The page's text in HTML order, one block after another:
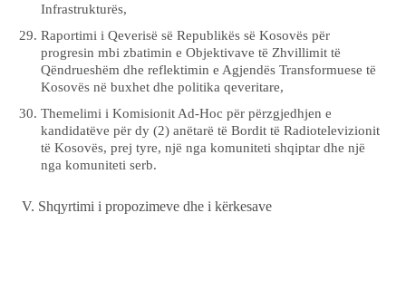
Infrastrukturës,
Raportimi i Qeverisë së Republikës së Kosovës për
progresin mbi zbatimin e Objektivave të Zhvillimit të
Qëndrueshëm dhe reflektimin e Agjendës Transformuese të
Kosovës në buxhet dhe politika qeveritare,
Themelimi i Komisionit Ad-Hoc për përzgjedhjen e
kandidatëve për dy (2) anëtarë të Bordit të Radiotelevizionit
të Kosovës, prej tyre, një nga komuniteti shqiptar dhe një
nga komuniteti serb.
V. Shqyrtimi i propozimeve dhe i kërkesave